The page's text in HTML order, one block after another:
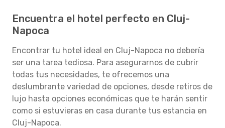
Encuentra el hotel perfecto en Cluj-
Napoca
Encontrar tu hotel ideal en Cluj-Napoca no debería
ser una tarea tediosa. Para asegurarnos de cubrir
todas tus necesidades, te ofrecemos una
deslumbrante variedad de opciones, desde retiros de
lujo hasta opciones económicas que te harán sentir
como si estuvieras en casa durante tus estancia en
Cluj-Napoca.